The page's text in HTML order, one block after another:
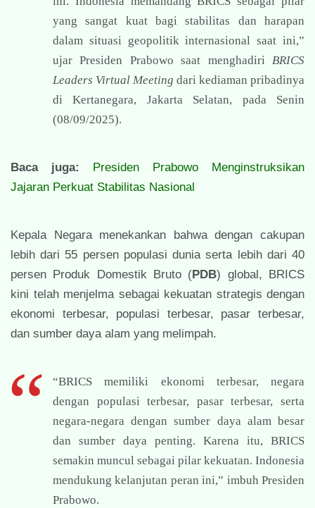
yang sangat kuat bagi stabilitas dan harapan
dalam situasi geopolitik internasional saat ini,”
ujar Presiden Prabowo saat menghadiri BRICS
Leaders Virtual Meeting dari kediaman pribadinya
di Kertanegara, Jakarta Selatan, pada Senin
(08/09/2025).
Baca juga:
Presiden Prabowo Menginstruksikan
Jajaran Perkuat Stabilitas Nasional
Kepala Negara menekankan bahwa dengan cakupan
lebih dari 55 persen populasi dunia serta lebih dari 40
persen Produk Domestik Bruto (PDB) global, BRICS
kini telah menjelma sebagai kekuatan strategis dengan
ekonomi terbesar, populasi terbesar, pasar terbesar,
dan sumber daya alam yang melimpah.
“BRICS memiliki ekonomi terbesar, negara
dengan populasi terbesar, pasar terbesar, serta
negara-negara dengan sumber daya alam besar
dan sumber daya penting. Karena itu, BRICS
semakin muncul sebagai pilar kekuatan. Indonesia
mendukung kelanjutan peran ini,” imbuh Presiden
Prabowo.